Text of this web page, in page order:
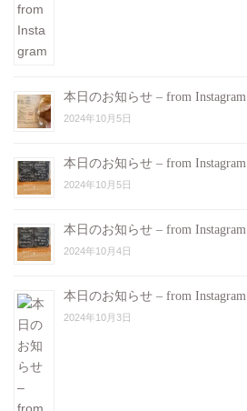
本日のお知らせ – from Instagram
2024年10月5日
本日のお知らせ – from Instagram
2024年10月5日
本日のお知らせ – from Instagram
2024年10月4日
本日のお知らせ – from Instagram
2024年10月3日